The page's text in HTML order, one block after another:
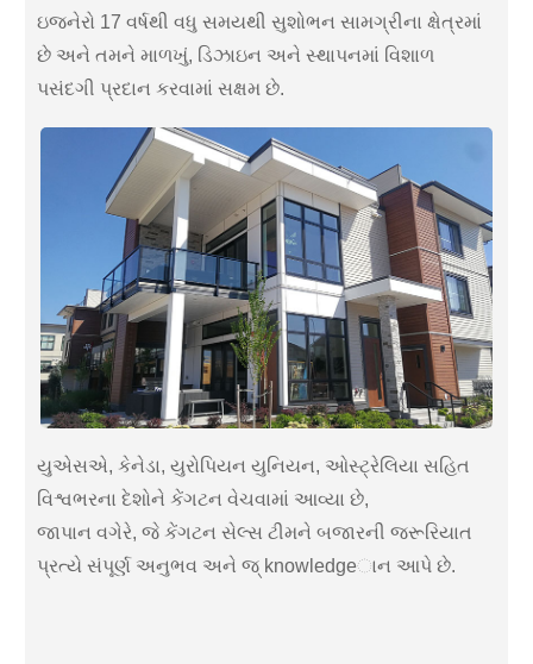
ઇજનેરો 17 વર્ષથી વધુ સમયથી સુશોભન સામગ્રીના ક્ષેત્રમાં
છે અને તમને માળખું, ડિઝાઇન અને સ્થાપનમાં વિશાળ
પસંદગી પ્રદાન કરવામાં સક્ષમ છે.
યુએસએ, કેનેડા, યુરોપિયન યુનિયન, ઓસ્ટ્રેલિયા સહિત
વિશ્વભરના દેશોને કેંગટન વેચવામાં આવ્યા છે,
જાપાન વગેરે, જે કેંગટન સેલ્સ ટીમને બજારની જરૂરિયાત
પ્રત્યે સંપૂર્ણ અનુભવ અને જ્ knowledgeાન આપે છે.